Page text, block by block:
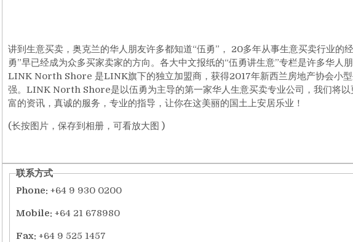
讲到生意买卖，奥克兰的华人朋友许多都知道“伍勇”， 20多年从事生意买卖行业
勇”早已经成为众多买家卖家的方向。各大中文报纸的“伍勇讲生意”专栏是许多华
LINK North Shore 是LINK旗下的独立加盟商，获得2017年新西兰房地产协会小
强。LINK North Shore是以伍勇为主导的第一家华人生意买卖专业公司，我们将
富的资讯，真诚的服务，专业的指导，让你在这美丽的国土上安居乐业！
(长按图片，保存到相册，可看放大图 )
联系方式
Phone: +64 9 930 0200
Mobile: +64 21 678980
Fax: +64 9 525 1457